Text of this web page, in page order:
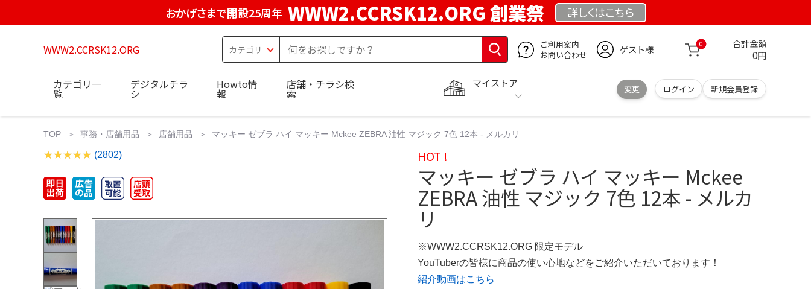
おかげさまで開設25周年 WWW2.CCRSK12.ORG 創業祭 詳しくはこちら
WWW2.CCRSK12.ORG
ご利用案内
お問い合わせ
ゲスト様 0 合計金額
0円
マイストア
変更 ログイン 新規会員登録
カテゴリ一
覧
デジタルチラ
シ
Howto情
報
店舗・チラシ検
索
TOP 事務・店舗用品 店舗用品 マッキー ゼブラ ハイ マッキー Mckee ZEBRA 油性 マジック 7色 12本 - メルカリ
(2802) HOT !
マッキー ゼブラ ハイ マッキー Mckee
ZEBRA 油性 マジック 7色 12本 - メルカ
リ
※WWW2.CCRSK12.ORG 限定モデル
YouTuberの皆様に商品の使い心地などをご紹介いただいております！
紹介動画はこちら